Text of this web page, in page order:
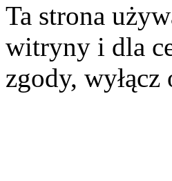
Ta strona
witryny i dla
zgody, wyłącz